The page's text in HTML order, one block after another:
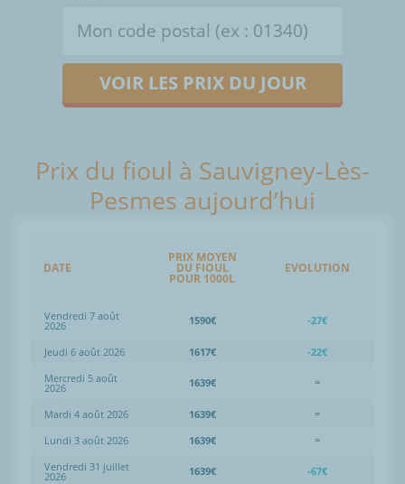
VOIR LES PRIX DU JOUR
Prix du fioul à Sauvigney-Lès-
Pesmes aujourd’hui
DATE
PRIX MOYEN
DU FIOUL
POUR 1000L
EVOLUTION
Vendredi 7 août
2026 1590€ -27€
Jeudi 6 août 2026 1617€
-22€
Mercredi 5 août
2026 1639€ =
Mardi 4 août 2026 1639€
=
Lundi 3 août 2026
1639€
=
Vendredi 31 juillet
2026 1639€ -67€